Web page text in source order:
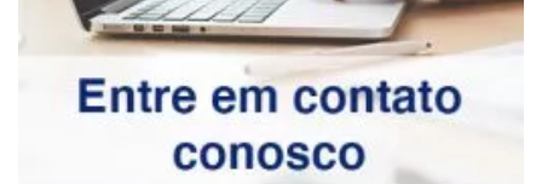
Deixe seu comentário